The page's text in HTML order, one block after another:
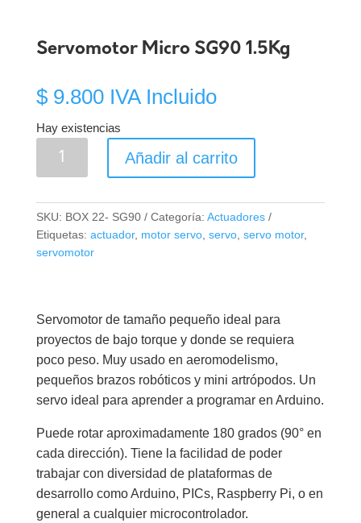
Servomotor Micro SG90 1.5Kg
$9.800 IVA Incluido
Hay existencias
Servomotor
1.5Kg
cantidad
Añadir al carrito
SKU: BOX 22- SG90 Categoría: Actuadores
Etiquetas: actuador, motor servo, servo, servo motor,
servomotor
Servomotor de tamaño pequeño ideal para
proyectos de bajo torque y donde se requiera
poco peso. Muy usado en aeromodelismo,
pequeños brazos robóticos y mini artrópodos. Un
servo ideal para aprender a programar en Arduino.
Puede rotar aproximadamente 180 grados (90° en
cada dirección). Tiene la facilidad de poder
trabajar con diversidad de plataformas de
desarrollo como Arduino, PICs, Raspberry Pi, o en
general a cualquier microcontrolador.